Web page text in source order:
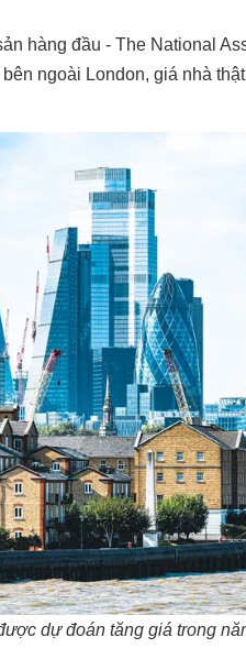
hàng đầu - The National
ngoài London, giá nhà
dự đoán tăng giá trong